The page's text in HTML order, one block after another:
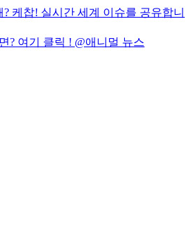
케찹! 실시간 세계 이슈를 공유합니
? 여기 클릭 ! @애니멀 뉴스